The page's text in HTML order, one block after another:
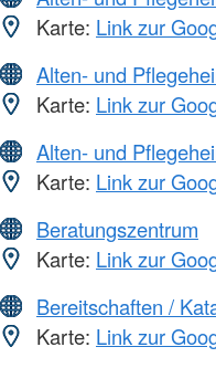
Karte: Link zur
Alten- und
Karte: Link zur
Alten- und
Karte: Link zur
Beratungszentrum
Karte: Link zur
Bereitschaften /
Karte: Link zur